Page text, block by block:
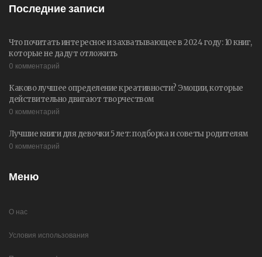
Последние записи
Что почитать интересное и захватывающее в 2024 году: 10 книг,
которые не дадут отложить
0 комментарий
Каково лучшее определение креативности? Эмоции, которые
действительно двигают творчеством
0 комментарий
Лучшие книги для девочки 5 лет: подборка и советы родителям
0 комментарий
Меню
О нас
Условия использования